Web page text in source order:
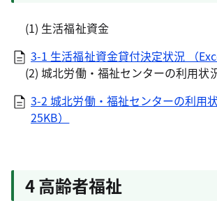
(1) 生活福祉資金
3-1 生活福祉資金貸付決定状況 （
(2) 城北労働・福祉センターの利用状
3-2 城北労働・福祉センターの利用
25KB）
4 高齢者福祉